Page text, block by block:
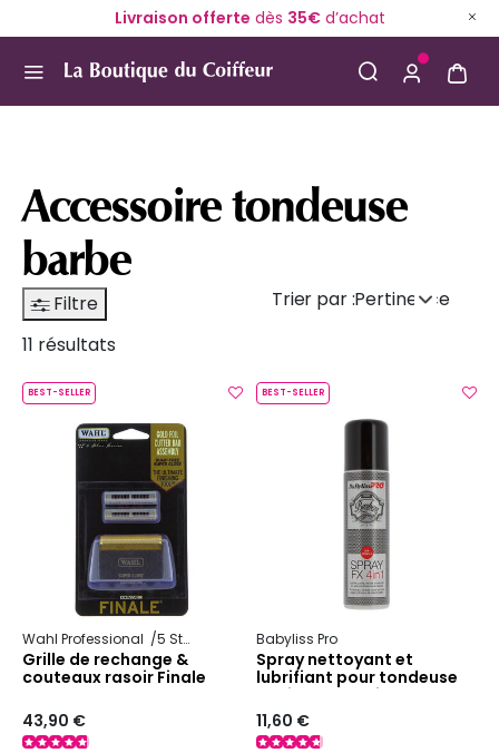
Livraison offerte dès 35€d’achat
Accessoire tondeuse
barbe
Trier par :Pertinence
Filtre
11 résultats
BEST-SELLER
Wahl Professional 5 Star Series
Grille de rechange &
couteaux rasoir Finale
43,90 €
BEST-SELLER
Babyliss Pro
Spray nettoyant et
lubrifiant pour tondeuse
et ciseaux FX4in1
11,60 €